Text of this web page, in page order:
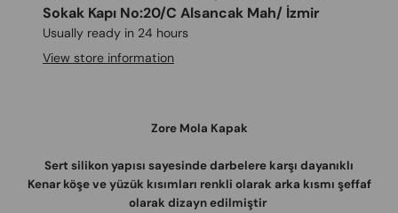
Sokak Kapı No:20/C Alsancak Mah/ İzmir
Usually ready in 24 hours
View store information
Zore Mola Kapak
Sert silikon yapısı sayesinde darbelere karşı dayanıklı
Kenar köşe ve yüzük kısımları renkli olarak arka kısmı şeffaf
olarak dizayn edilmiştir